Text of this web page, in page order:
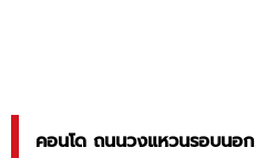
คอนโด ถนนวงแหวนรอบนอก